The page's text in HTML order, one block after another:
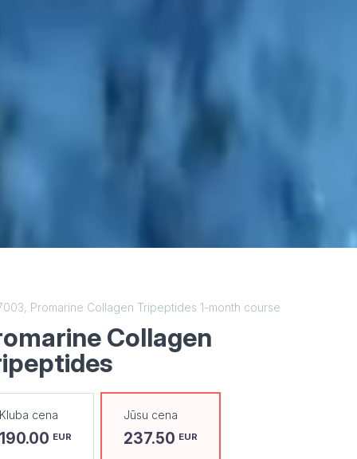
Promarine Collagen Tripeptides 1-month course
Collagen
cena
EUR
Jūsu cena
237.50 EUR